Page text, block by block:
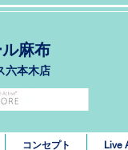
麻布
六本木店
コンセプト Live